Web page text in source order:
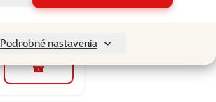
Podrobné nastavenia
do košíka